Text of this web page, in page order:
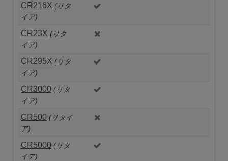
CR216X (リタ
イア)
CR23X (リタ
イア)
CR295X (リタ
イア)
CR3000 (リタ
イア)
CR500 (リタイ
ア)
CR5000 (リタ
イア)